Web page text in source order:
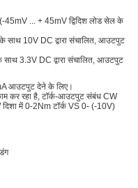
45mV ... + 45mV द्विदिश लोड सेल के
10V DC द्वारा संचालित, आउटपुट
3.3V DC द्वारा संचालित, आउटपुट
आउटपुट देने के लिए।
कर रहा है, टॉर्क-आउटपुट संबंध CW
में 0-2Nm टॉर्क VS 0- (-10V)